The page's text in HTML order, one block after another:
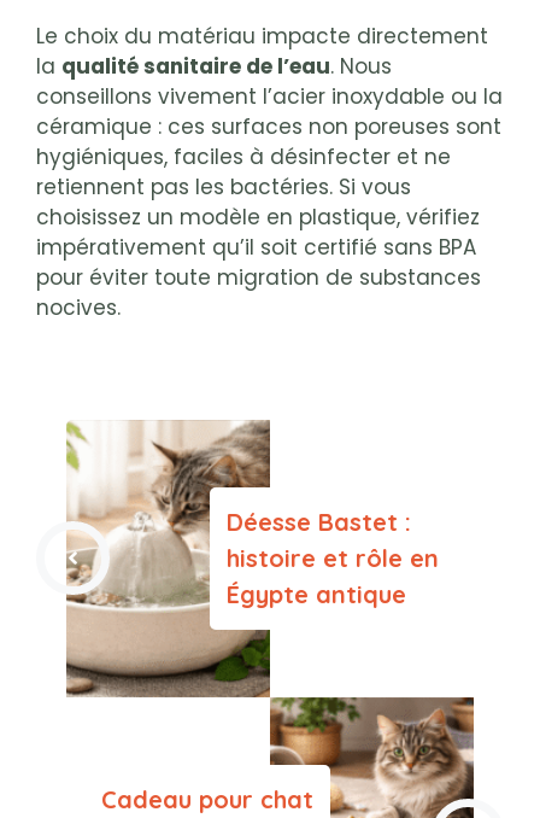
Le choix du matériau impacte directement
la qualité sanitaire de l’eau. Nous
conseillons vivement l’acier inoxydable ou la
céramique : ces surfaces non poreuses sont
hygiéniques, faciles à désinfecter et ne
retiennent pas les bactéries. Si vous
choisissez un modèle en plastique, vérifiez
impérativement qu’il soit certifié sans BPA
pour éviter toute migration de substances
nocives.
Déesse Bastet :
histoire et rôle en
Égypte antique
Cadeau pour chat